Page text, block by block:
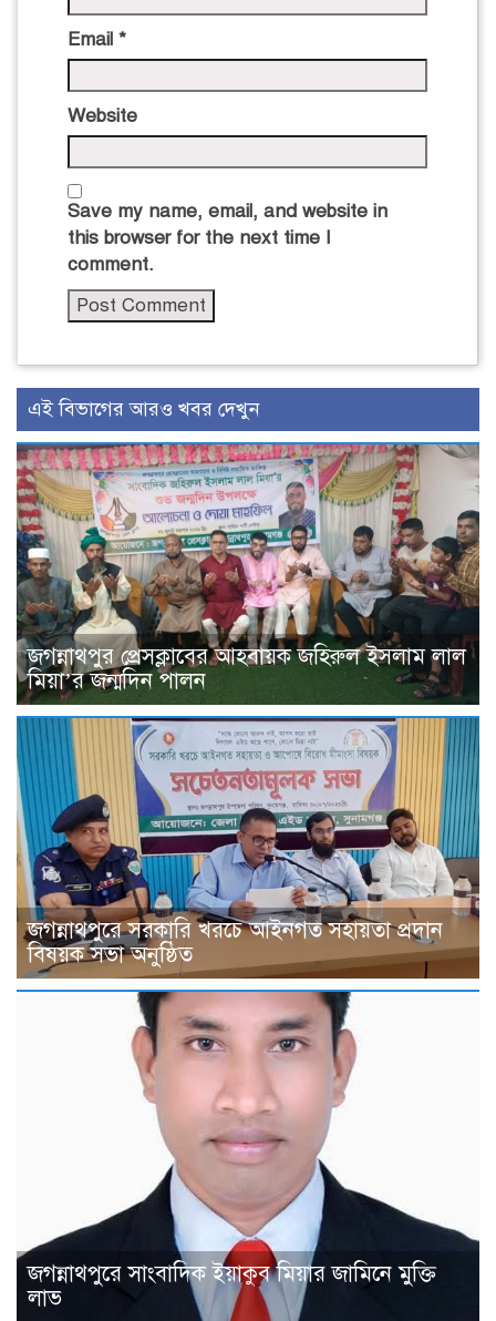
Email *
Website
Save my name, email, and website in
this browser for the next time I
comment.
এই বিভাগের আরও খবর দেখুন
জগন্নাথপুর প্রেসক্লাবের আহবায়ক জহিরুল ইসলাম লাল
মিয়া’র জন্মদিন পালন
জগন্নাথপুরে সরকারি খরচে আইনগত সহায়তা প্রদান
বিষয়ক সভা অনুষ্ঠিত
জগন্নাথপুরে সাংবাদিক ইয়াকুব মিয়ার জামিনে মুক্তি
লাভ